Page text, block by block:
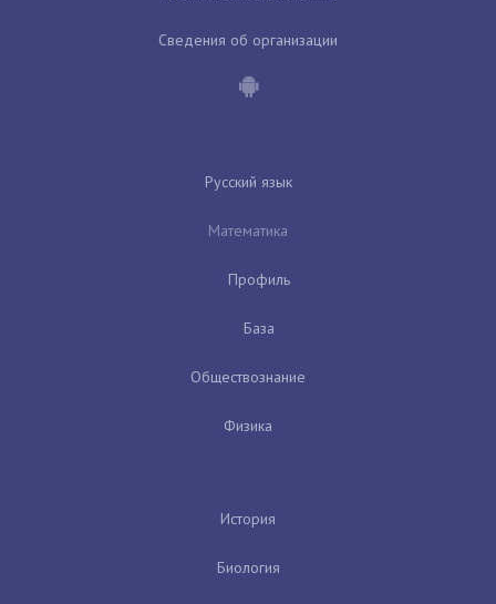
Сведения об организации
Русский язык
Математика
Профиль
База
Обществознание
Физика
История
Биология